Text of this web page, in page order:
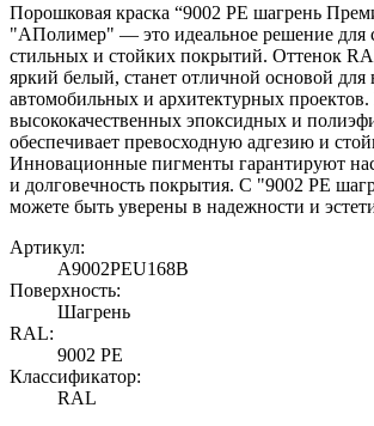
Порошковая краска “9002 PE шагрень
"АПолимер" — это идеальное решение для
стильных и стойких покрытий. Оттенок
яркий белый, станет отличной основой для
автомобильных и архитектурных
высококачественных эпоксидных и
обеспечивает превосходную адгезию и
Инновационные пигменты гарантируют
и долговечность покрытия. С "9002 PE
можете быть уверены в надежности и
Артикул:
A9002PEU168B
Поверхность:
Шагрень
RAL:
9002 PE
Классификатор:
RAL